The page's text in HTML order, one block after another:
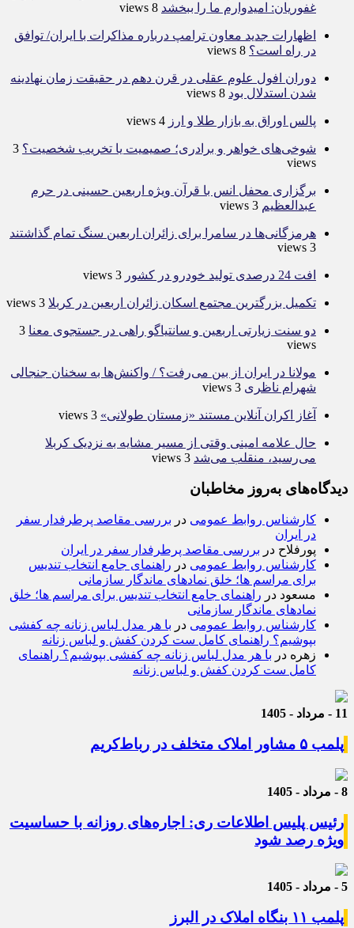
غفوریان: امیدوارم ما را ببخشد 8 views
اظهارات جدید معاون ترامپ درباره مذاکرات با ایران/ توافق
در راه است؟ 8 views
دوران افول علوم عقلی در قرن دهم در حقیقت زمان نهادینه
شدن استدلال بود 8 views
پالس اوراق به بازار طلا و ارز 4 views
شوخی‌های خواهر و برادری؛ صمیمیت یا تخریب شخصیت؟ 3
views
برگزاری محفل انس با قرآن ویژه اربعین حسینی در حرم
عبدالعظیم 3 views
هرمزگانی‌ها در سامرا برای زائران اربعین سنگ تمام گذاشتند
3 views
افت 24 درصدی تولید خودرو در کشور 3 views
تکمیل بزرگترین مجتمع اسکان زائران اربعین در کربلا 3 views
دو سنت زیارتی اربعین و سانتیاگو راهی در جستجوی معنا 3
views
مولانا در ایران از بین می‌رفت؟ / واکنش‌ها به سخنان جنجالی
شهرام ناظری 3 views
آغاز اکران آنلاین مستند «زمستان طولانی» 3 views
حال علامه امینی وقتی از مسیر مشایه به نزدیک کربلا
می‌رسید، منقلب می‌شد 3 views
دیدگاه‌های به‌روز مخاطبان
کارشناس روابط عمومی در بررسی مقاصد پرطرفدار سفر
در ایران
پورفلاح در بررسی مقاصد پرطرفدار سفر در ایران
کارشناس روابط عمومی در راهنمای جامع انتخاب تندیس
برای مراسم ها؛ خلق نمادهای ماندگار سازمانی
مسعود در راهنمای جامع انتخاب تندیس برای مراسم ها؛ خلق
نمادهای ماندگار سازمانی
کارشناس روابط عمومی در با هر مدل لباس زنانه چه کفشی
بپوشیم؟ راهنمای کامل ست کردن کفش و لباس زنانه
زهره در با هر مدل لباس زنانه چه کفشی بپوشیم؟ راهنمای
کامل ست کردن کفش و لباس زنانه
11 - مرداد - 1405
پلمب ۵ مشاور املاک متخلف در رباط‌کریم
8 - مرداد - 1405
رئیس پلیس اطلاعات ری: اجاره‌های روزانه با حساسیت
ویژه رصد شود
5 - مرداد - 1405
پلمب ۱۱ بنگاه املاک در البرز